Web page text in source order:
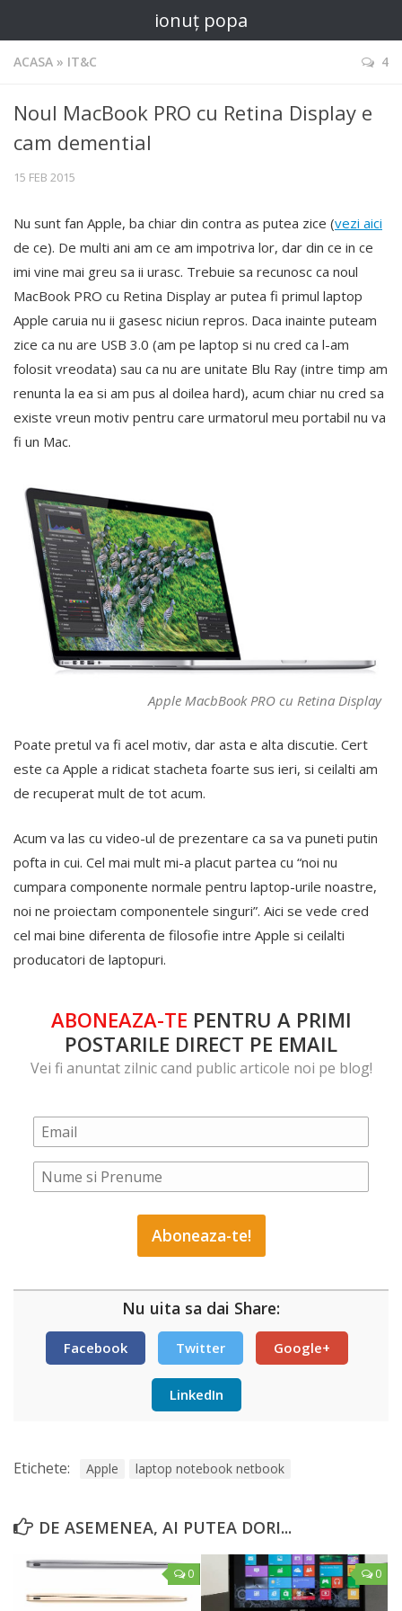
ionuț popa
ACASA » IT&C 4
Noul MacBook PRO cu Retina Display e
cam demential
15 FEB 2015
Nu sunt fan Apple, ba chiar din contra as putea zice (vezi aici
de ce). De multi ani am ce am impotriva lor, dar din ce in ce
imi vine mai greu sa ii urasc. Trebuie sa recunosc ca noul
MacBook PRO cu Retina Display ar putea fi primul laptop
Apple caruia nu ii gasesc niciun repros. Daca inainte puteam
zice ca nu are USB 3.0 (am pe laptop si nu cred ca l-am
folosit vreodata) sau ca nu are unitate Blu Ray (intre timp am
renunta la ea si am pus al doilea hard), acum chiar nu cred sa
existe vreun motiv pentru care urmatorul meu portabil nu va
fi un Mac.
Apple MacbBook PRO cu Retina Display
Poate pretul va fi acel motiv, dar asta e alta discutie. Cert
este ca Apple a ridicat stacheta foarte sus ieri, si ceilalti am
de recuperat mult de tot acum.
Acum va las cu video-ul de prezentare ca sa va puneti putin
pofta in cui. Cel mai mult mi-a placut partea cu “noi nu
cumpara componente normale pentru laptop-urile noastre,
noi ne proiectam componentele singuri”. Aici se vede cred
cel mai bine diferenta de filosofie intre Apple si ceilalti
producatori de laptopuri.
ABONEAZA-TE PENTRU A PRIMI
POSTARILE DIRECT PE EMAIL
Vei fi anuntat zilnic cand public articole noi pe blog!
Nu uita sa dai Share:
Facebook Twitter Google+
LinkedIn
Etichete: Apple laptop notebook netbook
DE ASEMENEA, AI PUTEA DORI...
0 0